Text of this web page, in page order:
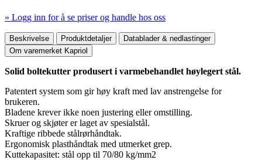
» Logg inn for å se priser og handle hos oss
Mer produktdetaljer
Beskrivelse Produktdetaljer
Datablader & nedlastinger
Om varemerket Kapriol
Solid boltekutter produsert i varmebehandlet høylegert stål.
Patentert system som gir høy kraft med lav anstrengelse for
brukeren.
Bladene krever ikke noen justering eller omstilling.
Skruer og skjøter er laget av spesialstål.
Kraftige ribbede stålrørhåndtak.
Ergonomisk plasthåndtak med utmerket grep.
Kuttekapasitet: stål opp til 70/80 kg/mm2